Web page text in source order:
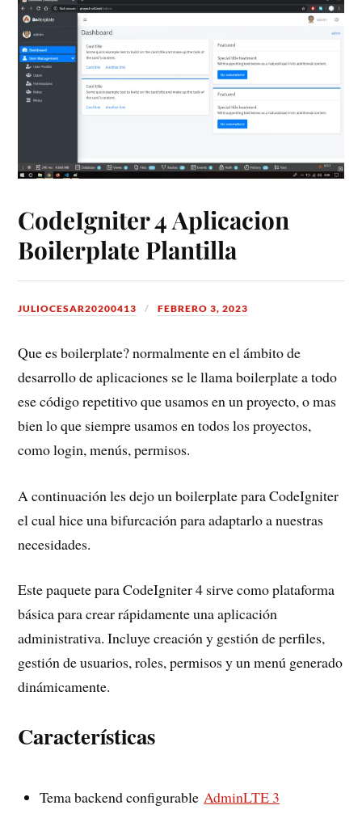
CodeIgniter 4 Aplicacion
Boilerplate Plantilla
JULIOCESAR20200413 FEBRERO 3, 2023
Que es boilerplate? normalmente en el ámbito de
desarrollo de aplicaciones se le llama boilerplate a todo
ese código repetitivo que usamos en un proyecto, o mas
bien lo que siempre usamos en todos los proyectos,
como login, menús, permisos.
A continuación les dejo un boilerplate para CodeIgniter
el cual hice una bifurcación para adaptarlo a nuestras
necesidades.
Este paquete para CodeIgniter 4 sirve como plataforma
básica para crear rápidamente una aplicación
administrativa. Incluye creación y gestión de perfiles,
gestión de usuarios, roles, permisos y un menú generado
dinámicamente.
Características
Tema backend configurableAdminLTE 3